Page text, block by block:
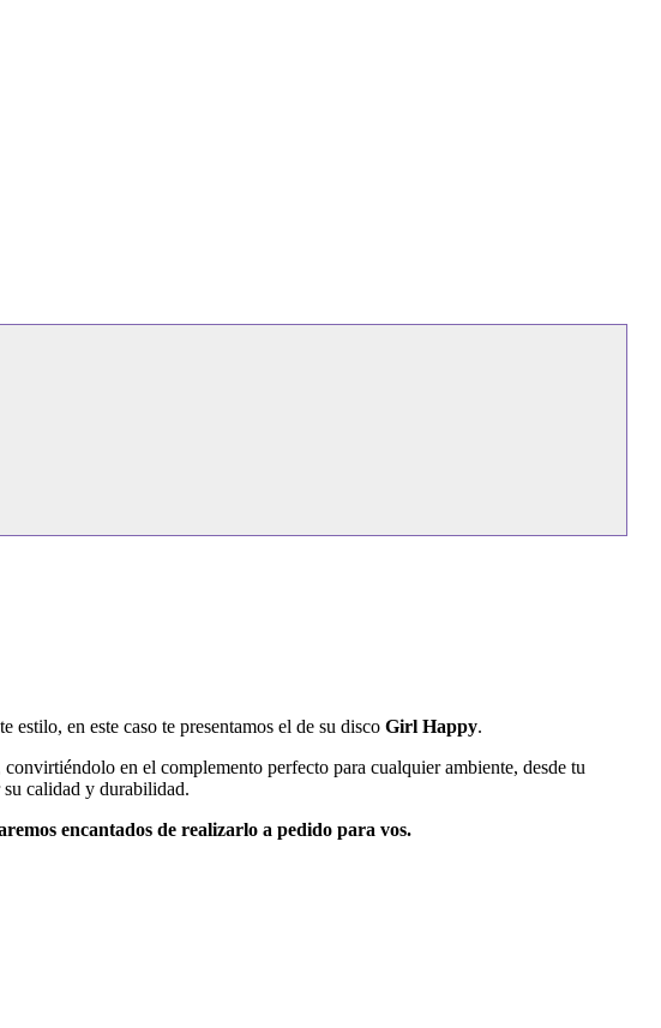
estilo, en este caso te presentamos el de su disco Girl Happy.
en el complemento perfecto para cualquier ambiente, desde tu
su calidad y durabilidad.
encantados de realizarlo a pedido para vos.